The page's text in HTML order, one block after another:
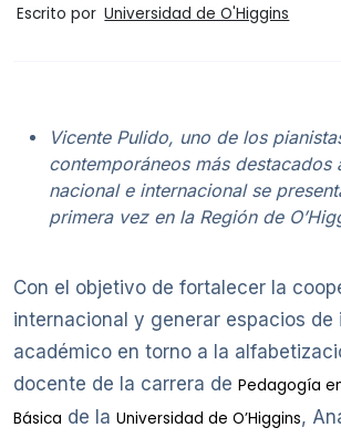
Escrito por Universidad de O'Higgins
Vicente Pulido, uno de los
contemporáneos más destacados
nacional e internacional se
primera vez en la Región de
Con el objetivo de fortalecer la
internacional y generar espacios de
académico en torno a la
docente de la carrera de Pedagogía
Básica de la Universidad de O’Higgins,